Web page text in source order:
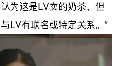
为这是LV卖的奶茶，但
LV有联名或特定关系。”